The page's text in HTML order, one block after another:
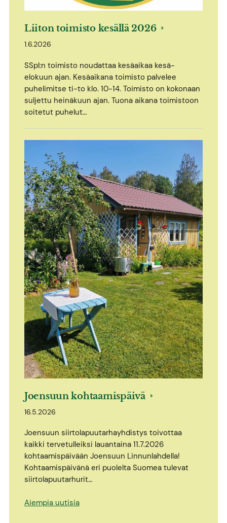
Liiton toimisto kesällä 2026
1.6.2026
SSpl:n toimisto noudattaa kesäaikaa kesä-
elokuun ajan. Kesäaikana toimisto palvelee
puhelimitse ti-to klo. 10-14. Toimisto on kokonaan
suljettu heinäkuun ajan. Tuona aikana toimistoon
soitetut puhelut…
Joensuun kohtaamispäivä
16.5.2026
Joensuun siirtolapuutarhayhdistys toivottaa
kaikki tervetulleiksi lauantaina 11.7.2026
kohtaamispäivään Joensuun Linnunlahdella!
Kohtaamispäivänä eri puolelta Suomea tulevat
siirtolapuutarhurit…
Aiempia uutisia